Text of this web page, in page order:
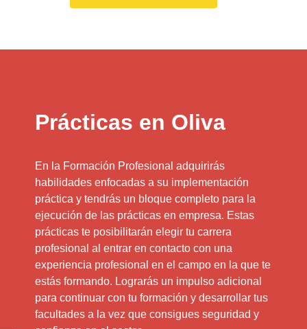
Prácticas en Oliva
En la Formación Profesional adquirirás
habilidades enfocadas a su implementación
práctica y tendrás un bloque completo para la
ejecución de las prácticas en empresa. Estas
prácticas te posibilitarán elegir tu carrera
profesional al entrar en contacto con una
experiencia profesional en el campo en la que te
estás formando. Lograrás un impulso adicional
para continuar con tu formación y desarrollar tus
facultades a la vez que consigues seguridad y